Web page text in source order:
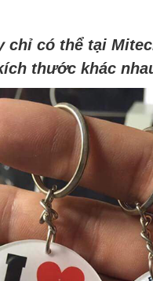
chỉ có thể tại
thước khác